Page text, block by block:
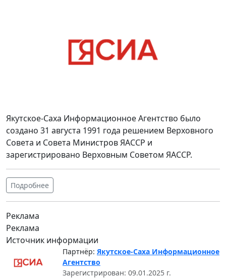
Якутское-Саха Информационное Агентство было
создано 31 августа 1991 года решением Верховного
Совета и Совета Министров ЯАССР и
зарегистрировано Верховным Советом ЯАССР.
Подробнее
Реклама
Реклама
Источник информации
Партнёр: Якутское-Саха Информационное
Агентство
Зарегистрирован: 09.01.2025 г.